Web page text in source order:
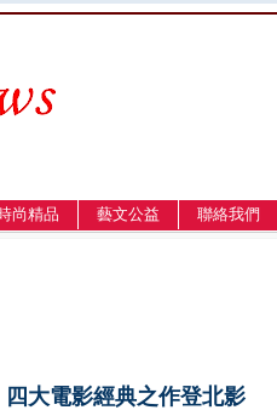
尚精品 藝文公益 聯絡我們
大電影經典之作登北影